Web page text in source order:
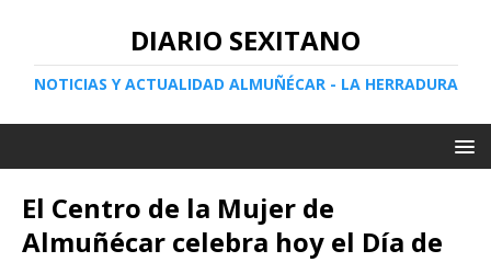
DIARIO SEXITANO
NOTICIAS Y ACTUALIDAD ALMUÑÉCAR - LA HERRADURA
El Centro de la Mujer de
Almuñécar celebra hoy el Día de